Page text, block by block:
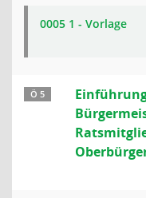
0005 1 - Vorlage
Ö 5